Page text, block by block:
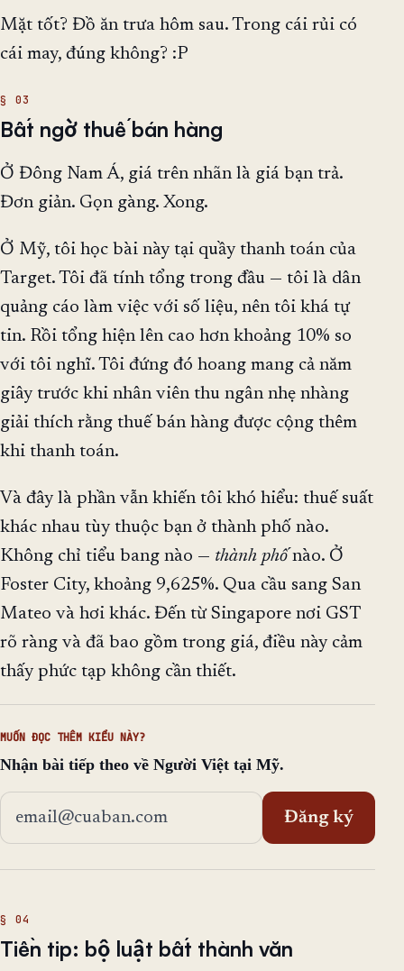
Mặt tốt? Đồ ăn trưa hôm sau. Trong cái rủi có
cái may, đúng không? :P
Bất ngờ thuế bán hàng
Ở Đông Nam Á, giá trên nhãn là giá bạn trả.
Đơn giản. Gọn gàng. Xong.
Ở Mỹ, tôi học bài này tại quầy thanh toán của
Target. Tôi đã tính tổng trong đầu — tôi là dân
quảng cáo làm việc với số liệu, nên tôi khá tự
tin. Rồi tổng hiện lên cao hơn khoảng 10% so
với tôi nghĩ. Tôi đứng đó hoang mang cả năm
giây trước khi nhân viên thu ngân nhẹ nhàng
giải thích rằng thuế bán hàng được cộng thêm
khi thanh toán.
Và đây là phần vẫn khiến tôi khó hiểu: thuế suất
khác nhau tùy thuộc bạn ở thành phố nào.
Không chỉ tiểu bang nào — thành phốnào. Ở
Foster City, khoảng 9,625%. Qua cầu sang San
Mateo và hơi khác. Đến từ Singapore nơi GST
rõ ràng và đã bao gồm trong giá, điều này cảm
thấy phức tạp không cần thiết.
MUỐN ĐỌC THÊM KIỂU NÀY?
Nhận bài tiếp theo về Người Việt tại Mỹ.
Địa chỉ email
Đăng ký
Tiền tip: bộ luật bất thành văn